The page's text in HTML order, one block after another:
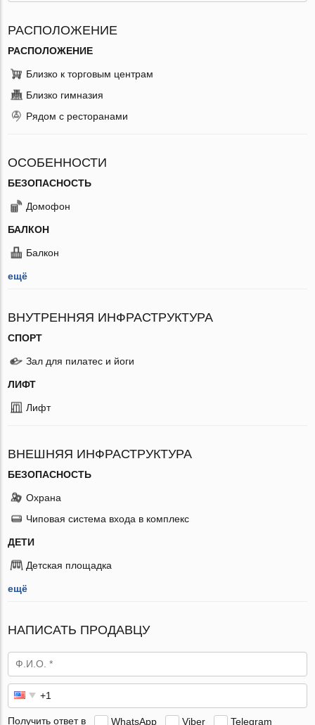
РАСПОЛОЖЕНИЕ
РАСПОЛОЖЕНИЕ
Близко к торговым центрам
Близко гимназия
Рядом с ресторанами
ОСОБЕННОСТИ
БЕЗОПАСНОСТЬ
Домофон
БАЛКОН
Балкон
ещё
ВНУТРЕННЯЯ ИНФРАСТРУКТУРА
СПОРТ
Зал для пилатес и йоги
ЛИФТ
Лифт
ВНЕШНЯЯ ИНФРАСТРУКТУРА
БЕЗОПАСНОСТЬ
Охрана
Чиповая система входа в комплекс
ДЕТИ
Детская площадка
ещё
НАПИСАТЬ ПРОДАВЦУ
Получить ответ в WhatsApp Viber Telegram